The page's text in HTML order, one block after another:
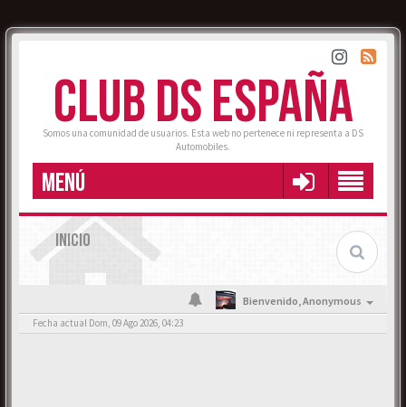
CLUB DS ESPAÑA
Somos una comunidad de usuarios. Esta web no pertenece ni representa a DS
Automobiles.
MENÚ
INICIO
Bienvenido,Anonymous
Fecha actual Dom, 09 Ago 2026, 04:23